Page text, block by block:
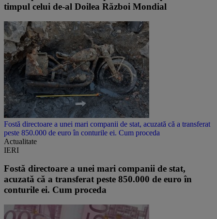
timpul celui de-al Doilea Război Mondial
Fostă directoare a unei mari companii de stat, acuzată că a transferat
peste 850.000 de euro în conturile ei. Cum proceda
Actualitate
IERI
Fostă directoare a unei mari companii de stat,
acuzată că a transferat peste 850.000 de euro în
conturile ei. Cum proceda